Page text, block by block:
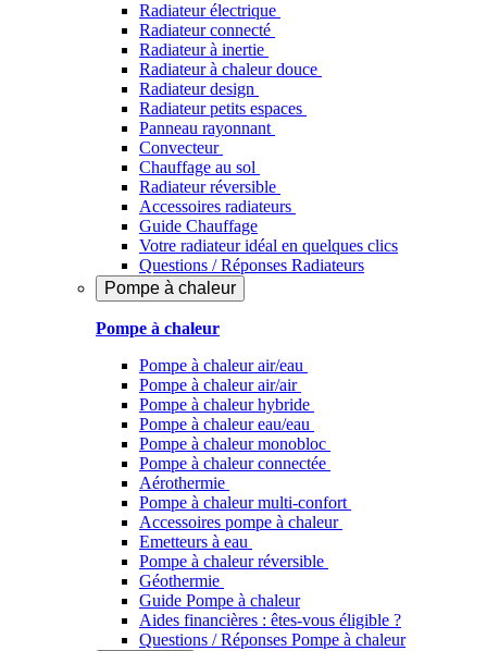
Radiateur électrique
Radiateur connecté
Radiateur à inertie
Radiateur à chaleur douce
Radiateur design
Radiateur petits espaces
Panneau rayonnant
Convecteur
Chauffage au sol
Radiateur réversible
Accessoires radiateurs
Guide Chauffage
Votre radiateur idéal en quelques clics
Questions / Réponses Radiateurs
Pompe à chaleur
Pompe à chaleur
Pompe à chaleur air/eau
Pompe à chaleur air/air
Pompe à chaleur hybride
Pompe à chaleur​ eau/eau
Pompe à chaleur monobloc
Pompe à chaleur connectée
Aérothermie
Pompe à chaleur multi-confort
Accessoires pompe à chaleur
Emetteurs à eau
Pompe à chaleur réversible
Géothermie
Guide Pompe à chaleur
Aides financières : êtes-vous éligible ?
Questions / Réponses Pompe à chaleur